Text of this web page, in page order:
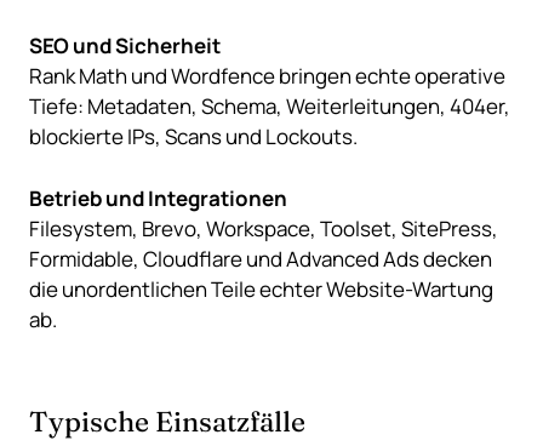
SEO und Sicherheit
Rank Math und Wordfence bringen echte operative
Tiefe: Metadaten, Schema, Weiterleitungen, 404er,
blockierte IPs, Scans und Lockouts.
Betrieb und Integrationen
Filesystem, Brevo, Workspace, Toolset, SitePress,
Formidable, Cloudflare und Advanced Ads decken
die unordentlichen Teile echter Website-Wartung
ab.
Typische Einsatzfälle